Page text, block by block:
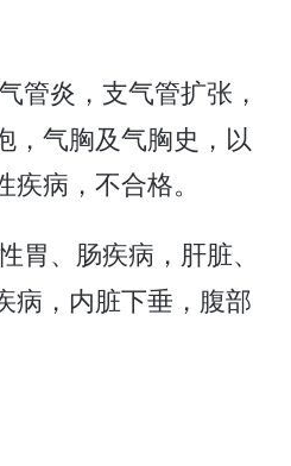
管炎，支气管扩张，
，气胸及气胸史，以
病，不合格。
胃、肠疾病，肝脏、
病，内脏下垂，腹部